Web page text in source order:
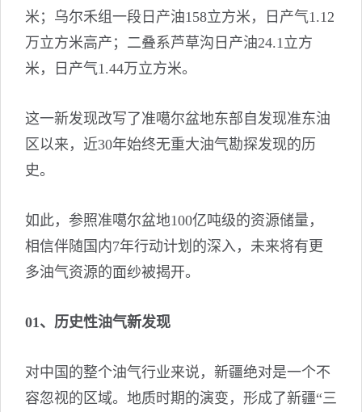
米；乌尔禾组一段日产油158立方米，日产气1.12
万立方米高产；二叠系芦草沟日产油24.1立方
米，日产气1.44万立方米。
这一新发现改写了准噶尔盆地东部自发现准东油
区以来，近30年始终无重大油气勘探发现的历
史。
如此，参照准噶尔盆地100亿吨级的资源储量，
相信伴随国内7年行动计划的深入，未来将有更
多油气资源的面纱被揭开。
01、历史性油气新发现
对中国的整个油气行业来说，新疆绝对是一个不
容忽视的区域。地质时期的演变，形成了新疆“三